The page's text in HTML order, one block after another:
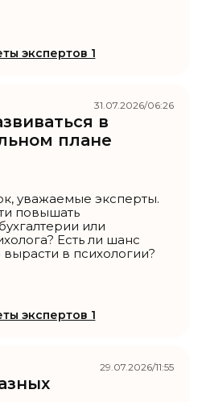
экспертов 1
в
плане
уважаемые эксперты.
повышать
или
Есть ли шанс
в психологии?
экспертов 1
31.07.2026/06:26
29.07.2026/11:55